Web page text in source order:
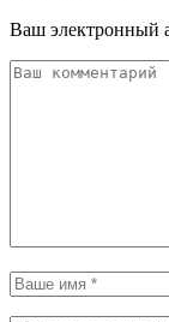
Ваш электронный